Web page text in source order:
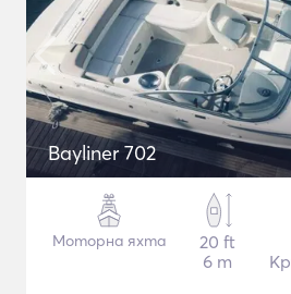
Bayliner 702
Моторна яхта
20 ft
6 m